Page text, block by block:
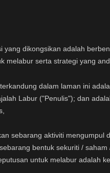
yang dikongsikan adalah
melabur serta strategi yang
dalam laman ini
Labur ("Penulis"); dan
sebarang aktiviti mengumpul
bentuk sekuriti /
untuk melabur adalah